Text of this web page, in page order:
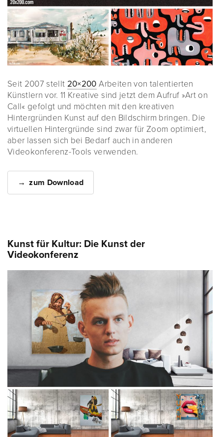
Seit 2007 stellt 20×200 Arbeiten von talentierten
Künstlern vor. 11 Kreative sind jetzt dem Aufruf »Art on
Call« gefolgt und möchten mit den kreativen
Hintergründen Kunst auf den Bildschirm bringen. Die
virtuellen Hintergründe sind zwar für Zoom optimiert,
aber lassen sich bei Bedarf auch in anderen
Videokonferenz-Tools verwenden.
zum Download
Kunst für Kultur: Die Kunst der
Videokonferenz